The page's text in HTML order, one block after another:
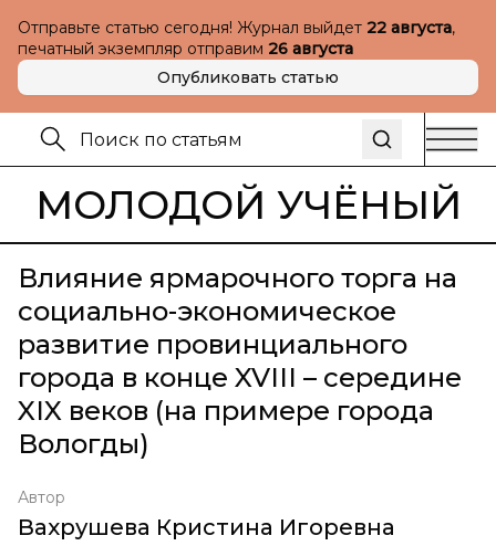
Отправьте статью сегодня! Журнал выйдет 22 августа,
печатный экземпляр отправим 26 августа
Опубликовать статью
МОЛОДОЙ УЧЁНЫЙ
Влияние ярмарочного торга на
социально-экономическое
развитие провинциального
города в конце XVIII – середине
XIX веков (на примере города
Вологды)
Автор
Вахрушева Кристина Игоревна